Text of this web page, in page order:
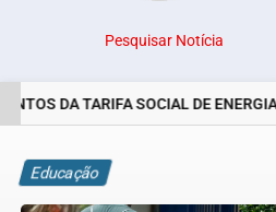
Pesquisar Notícia
DA TARIFA SOCIAL DE ENERGIA
Educação